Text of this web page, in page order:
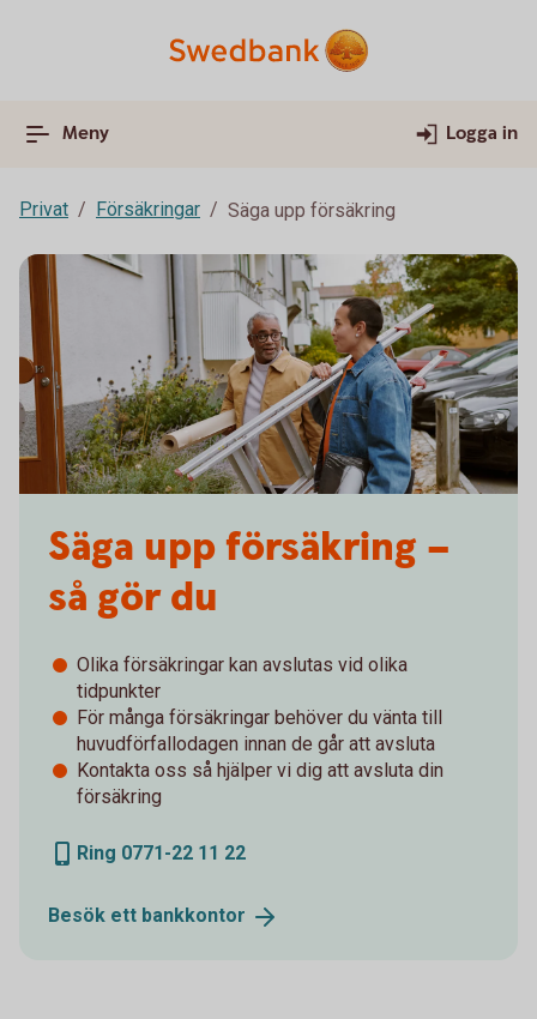
Meny Logga in
Privat Försäkringar Säga upp försäkring
Säga upp försäkring –
så gör du
Olika försäkringar kan avslutas vid olika
tidpunkter
För många försäkringar behöver du vänta till
huvudförfallodagen innan de går att avsluta
Kontakta oss så hjälper vi dig att avsluta din
försäkring
Ring 0771-22 11 22
Besök ett bankkontor